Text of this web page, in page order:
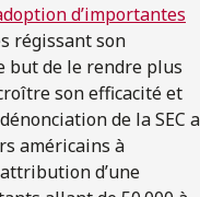
d’importantes
régissant son
but de le rendre plus
son efficacité et
de la SEC a
américains à
d’une